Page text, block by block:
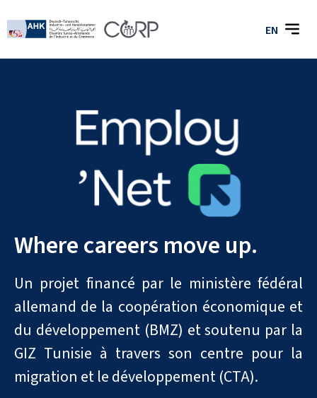
EN
Where careers move up.
Un projet financé par le ministère fédéral
allemand de la coopération économique et
du développement (BMZ) et soutenu par la
GIZ Tunisie à travers son centre pour la
migration et le développement (CTA).